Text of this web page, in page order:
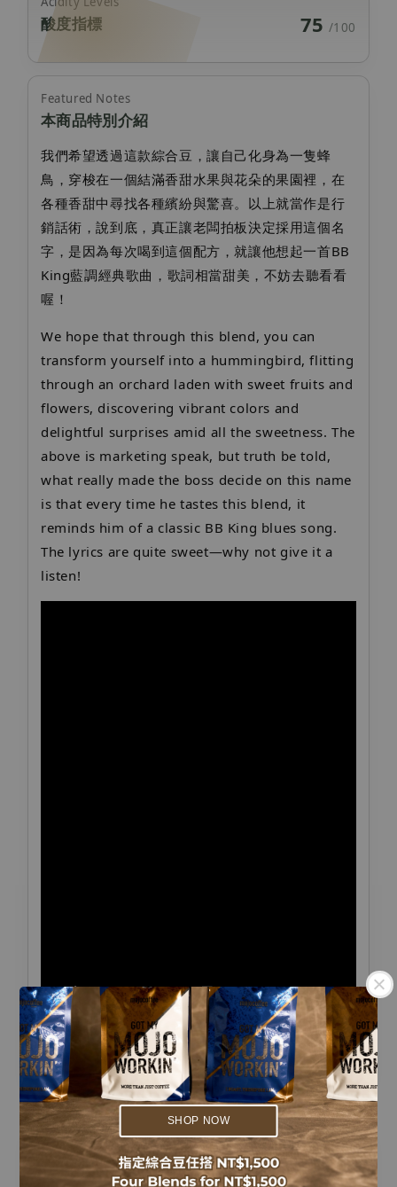
.
.
SHOP NOW
酸度指標 75 /100
Featured Notes
本商品特別介紹
我們希望透過這款綜合豆，讓自己化身為一隻蜂
鳥，穿梭在一個結滿香甜水果與花朵的果園裡，在
各種香甜中尋找各種繽紛與驚喜。以上就當作是行
銷話術，說到底，真正讓老闆拍板決定採用這個名
字，是因為每次喝到這個配方，就讓他想起一首BB
King藍調經典歌曲，歌詞相當甜美，不妨去聽看看
喔！
We hope that through this blend, you can
transform yourself into a hummingbird, flitting
through an orchard laden with sweet fruits and
flowers, discovering vibrant colors and
delightful surprises amid all the sweetness. The
above is marketing speak, but truth be told,
what really made the boss decide on this name
is that every time he tastes this blend, it
reminds him of a classic BB King blues song.
The lyrics are quite sweet—why not give it a
listen!
商品備註｜Notes